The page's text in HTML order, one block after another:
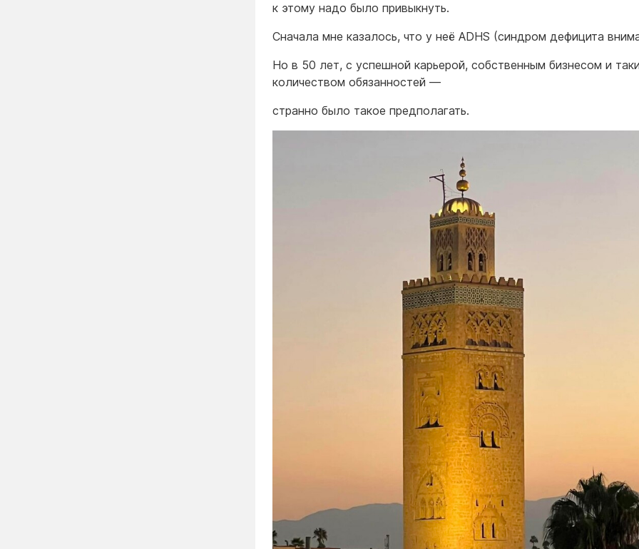
к этому надо было привыкнуть.
Сначала мне казалось, что у неё ADHS (синдром дефицита
Но в 50 лет, с успешной карьерой, собственным бизнесом и
количеством обязанностей —
странно было такое предполагать.